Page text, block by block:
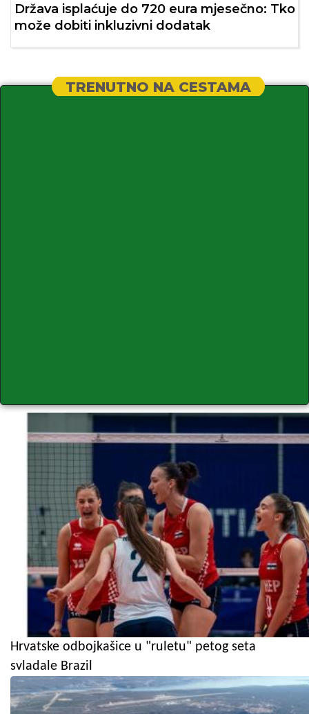
Država isplaćuje do 720 eura mjesečno: Tko
može dobiti inkluzivni dodatak
TRENUTNO NA CESTAMA
Hrvatske odbojkašice u "ruletu" petog seta
svladale Brazil